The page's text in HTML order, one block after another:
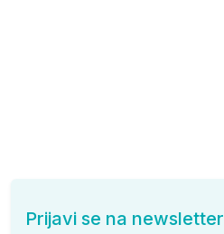
Prijavi se na newsletter